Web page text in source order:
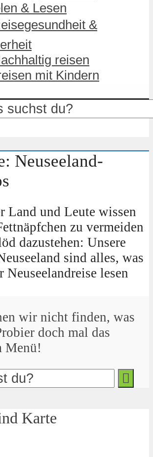
& Lesen
&
reisen
mit Kindern
Neuseeland-
Land und Leute wissen
zu vermeiden
dazustehen: Unsere
sind alles, was
Neuseelandreise lesen
wir nicht finden, was
doch mal das
Menü!
Karte